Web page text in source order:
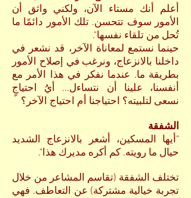
أعلم أنك مستاء الآن، ولكني واثق أن
الأمور سوف تتحسن. تلك الأمور دائمًا ما
تُحل من تلقاء نفسها".
حينما نستمع لمعاناة الآخر، قد نشعر في
داخلنا بالانزعاج، ونرغب في إصلاح الأمور
بطريقة ما. عندما نفكر في هذا الأمر مع
أنفسنا، علينا أن نتساءل... أيُ احتياجٍ
نسعى لتلبيته؟ احتياجنا أم احتياج الآخر؟
الشفقة
"أيها المسكين، أشعر بالانزعاج الشديد
حيال ما رويته. كم أكره مديرك هذا".
تختلف الشفقة (تقاسم المشاعر من خلال
تجربة خيالية مشتركة) عن التعاطف. فهي